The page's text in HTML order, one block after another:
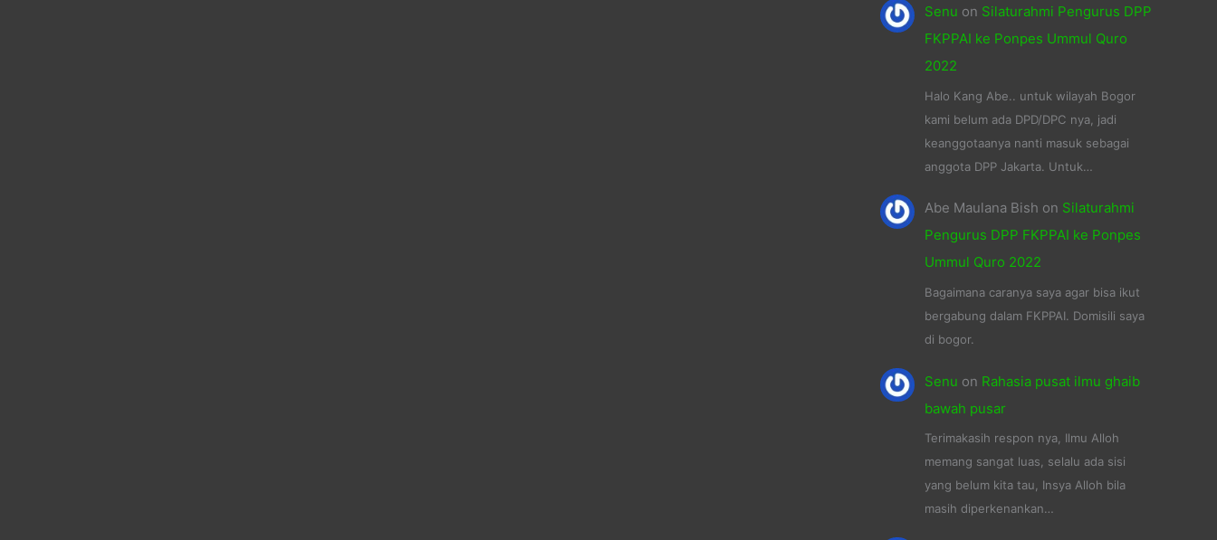
Senu on Silaturahmi Pengurus DPP
FKPPAI ke Ponpes Ummul Quro
2022
Halo Kang Abe.. untuk wilayah Bogor
kami belum ada DPD/DPC nya, jadi
keanggotaanya nanti masuk sebagai
anggota DPP Jakarta. Untuk…
Abe Maulana Bish on Silaturahmi
Pengurus DPP FKPPAI ke Ponpes
Ummul Quro 2022
Bagaimana caranya saya agar bisa ikut
bergabung dalam FKPPAI. Domisili saya
di bogor.
Senu on Rahasia pusat ilmu ghaib
bawah pusar
Terimakasih respon nya, Ilmu Alloh
memang sangat luas, selalu ada sisi
yang belum kita tau, Insya Alloh bila
masih diperkenankan…